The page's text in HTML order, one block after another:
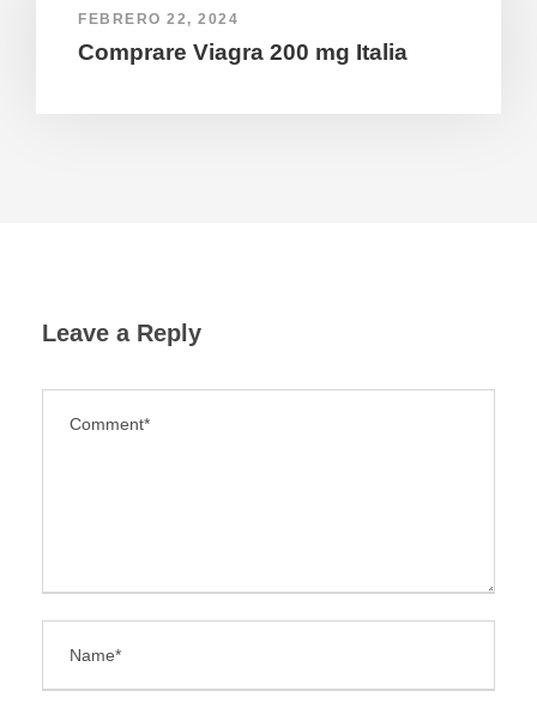
FEBRERO 22, 2024
Comprare Viagra 200 mg Italia
Leave a Reply